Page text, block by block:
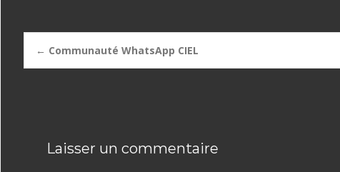
Post
← Communauté WhatsApp CIEL
Laisser un commentaire